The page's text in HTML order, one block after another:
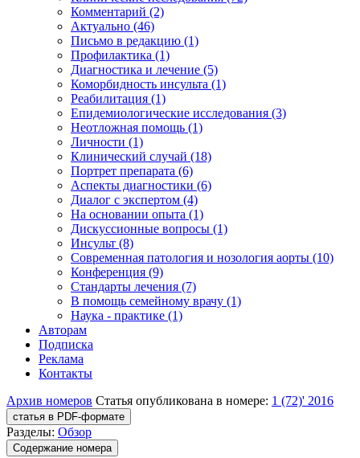
Комментарий (2)
Актуально (46)
Письмо в редакцию (1)
Профилактика (1)
Диагностика и лечение (5)
Коморбидность инсульта (1)
Реабилитация (1)
Епидемиологические исследования (3)
Неотложная помощь (1)
Личности (1)
Клинический случай (18)
Портрет препарата (6)
Аспекты диагностики (6)
Диалог с экспертом (4)
На основании опыта (1)
Дискуссионные вопросы (1)
Инсульт (8)
Современная патология и нозология аорты (10)
Конференция (9)
Стандарты лечения (7)
В помощь семейному врачу (1)
Наука - практике (1)
Авторам
Подписка
Реклама
Контакты
Архив номеров Статья опубликована в номере: 1 (72)' 2016
статья в PDF-формате
Разделы: Обзор
Содержание номера